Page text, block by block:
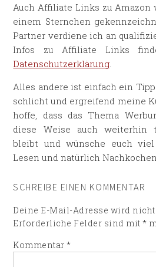
Auch Affiliate Links zu
einem Sternchen
Partner verdiene ich an
Infos zu Affiliate Links
Datenschutzerklärung
Alles andere ist einfach ein
schlicht und ergreifend meine
hoffe, dass das Thema
diese Weise auch weiterhin
bleibt und wünsche euch viel
Lesen und natürlich
SCHREIBE EINEN KOMMENTAR
Deine E-Mail-Adresse wird
Erforderliche Felder sind mit*
Kommentar*